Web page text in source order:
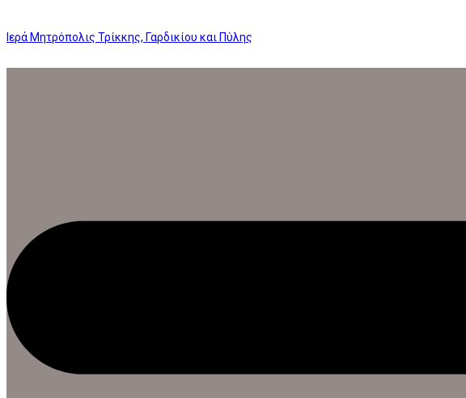
Ιερά Μητρόπολις Τρίκκης, Γαρδικίου και Πύλης